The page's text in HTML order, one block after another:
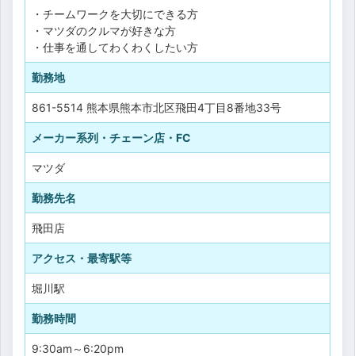
・チームワークを大切にできる方
・マツダのクルマが好きな方
・仕事を通してわくわくしたい方
勤務地
861-5514 熊本県熊本市北区飛田4丁目8番地33号
メーカー系列・チェーン店・FC
マツダ
勤務先名
飛田店
アクセス・最寄駅等
堀川駅
勤務時間
9:30am～6:20pm